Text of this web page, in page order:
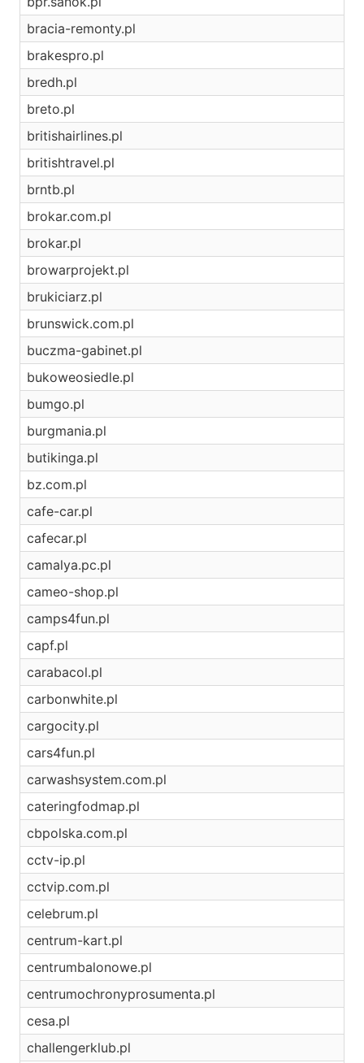
bracia-remonty.pl
brakespro.pl
bredh.pl
breto.pl
britishairlines.pl
britishtravel.pl
brntb.pl
brokar.com.pl
brokar.pl
browarprojekt.pl
brukiciarz.pl
brunswick.com.pl
buczma-gabinet.pl
bukoweosiedle.pl
bumgo.pl
burgmania.pl
butikinga.pl
bz.com.pl
cafe-car.pl
cafecar.pl
camalya.pc.pl
cameo-shop.pl
camps4fun.pl
capf.pl
carabacol.pl
carbonwhite.pl
cargocity.pl
cars4fun.pl
carwashsystem.com.pl
cateringfodmap.pl
cbpolska.com.pl
cctv-ip.pl
cctvip.com.pl
celebrum.pl
centrum-kart.pl
centrumbalonowe.pl
centrumochronyprosumenta.pl
cesa.pl
challengerklub.pl